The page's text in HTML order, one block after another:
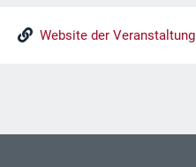
Website der Veranstaltung